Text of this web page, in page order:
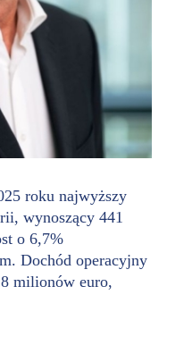
roku najwyższy
wynoszący 441
o 6,7%
Dochód operacyjny
milionów euro,